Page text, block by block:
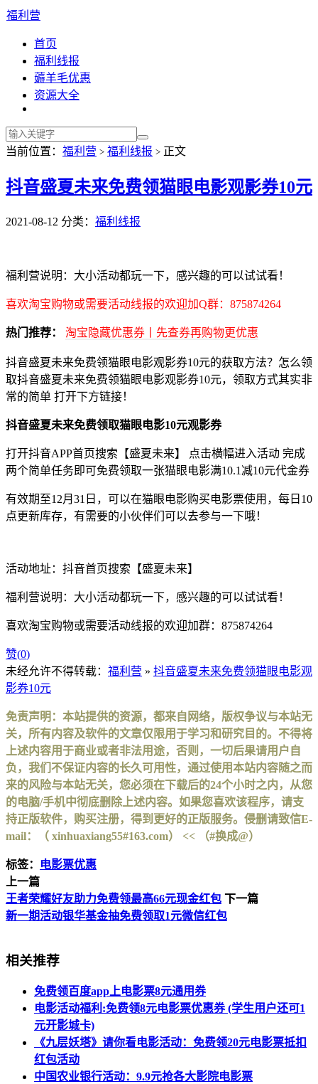
福利营
首页
福利线报
薅羊毛优惠
资源大全
当前位置： 福利营 > 福利线报 > 正文
抖音盛夏未来免费领猫眼电影观影券10元
2021-08-12 分类： 福利线报
福利营说明：大小活动都玩一下，感兴趣的可以试试看！
喜欢淘宝购物或需要活动线报的欢迎加Q群：875874264
热门推荐： 淘宝隐藏优惠券丨先查券再购物更优惠
抖音盛夏未来免费领猫眼电影观影券10元的获取方法？怎么领
取抖音盛夏未来免费领猫眼电影观影券10元，领取方式其实非
常的简单 打开下方链接！
抖音盛夏未来免费领取猫眼电影10元观影券
打开抖音APP首页搜索【盛夏未来】 点击横幅进入活动 完成
两个简单任务即可免费领取一张猫眼电影满10.1减10元代金券
有效期至12月31日，可以在猫眼电影购买电影票使用，每日10
点更新库存，有需要的小伙伴们可以去参与一下哦！
活动地址：抖音首页搜索【盛夏未来】
福利营说明：大小活动都玩一下，感兴趣的可以试试看！
喜欢淘宝购物或需要活动线报的欢迎加群：875874264
赞(0)
未经允许不得转载： 福利营 » 抖音盛夏未来免费领猫眼电影观
影券10元
免责声明：本站提供的资源，都来自网络，版权争议与本站无
关，所有内容及软件的文章仅限用于学习和研究目的。不得将
上述内容用于商业或者非法用途，否则，一切后果请用户自
负，我们不保证内容的长久可用性，通过使用本站内容随之而
来的风险与本站无关，您必须在下载后的24个小时之内，从您
的电脑/手机中彻底删除上述内容。如果您喜欢该程序，请支
持正版软件，购买注册，得到更好的正版服务。侵删请致信E-
mail：（ xinhuaxiang55#163.com） << （#换成@）
标签：
电影票优惠
上一篇
王者荣耀好友助力免费领最高66元现金红包 下一篇
新一期活动银华基金抽免费领取1元微信红包
相关推荐
免费领百度app上电影票8元通用券
电影活动福利:免费领8元电影票优惠券 (学生用户还可1
元开影城卡)
《九层妖塔》请你看电影活动：免费领20元电影票抵扣
红包活动
中国农业银行活动：9.9元抢各大影院电影票